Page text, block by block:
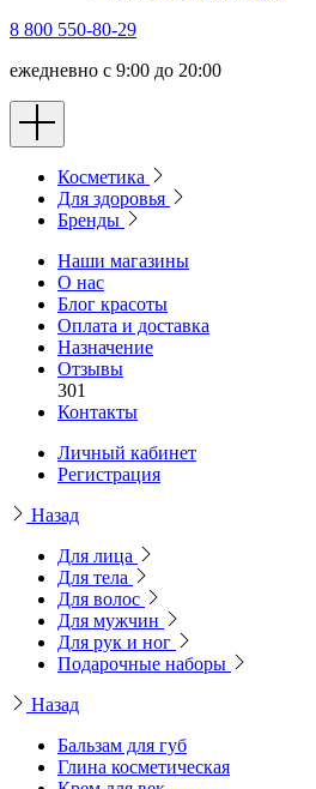
8 800 550-80-29
ежедневно с 9:00 до 20:00
Косметика
Для здоровья
Бренды
Наши магазины
О нас
Блог красоты
Оплата и доставка
Назначение
Отзывы
301
Контакты
Личный кабинет
Регистрация
Назад
Для лица
Для тела
Для волос
Для мужчин
Для рук и ног
Подарочные наборы
Назад
Бальзам для губ
Глина косметическая